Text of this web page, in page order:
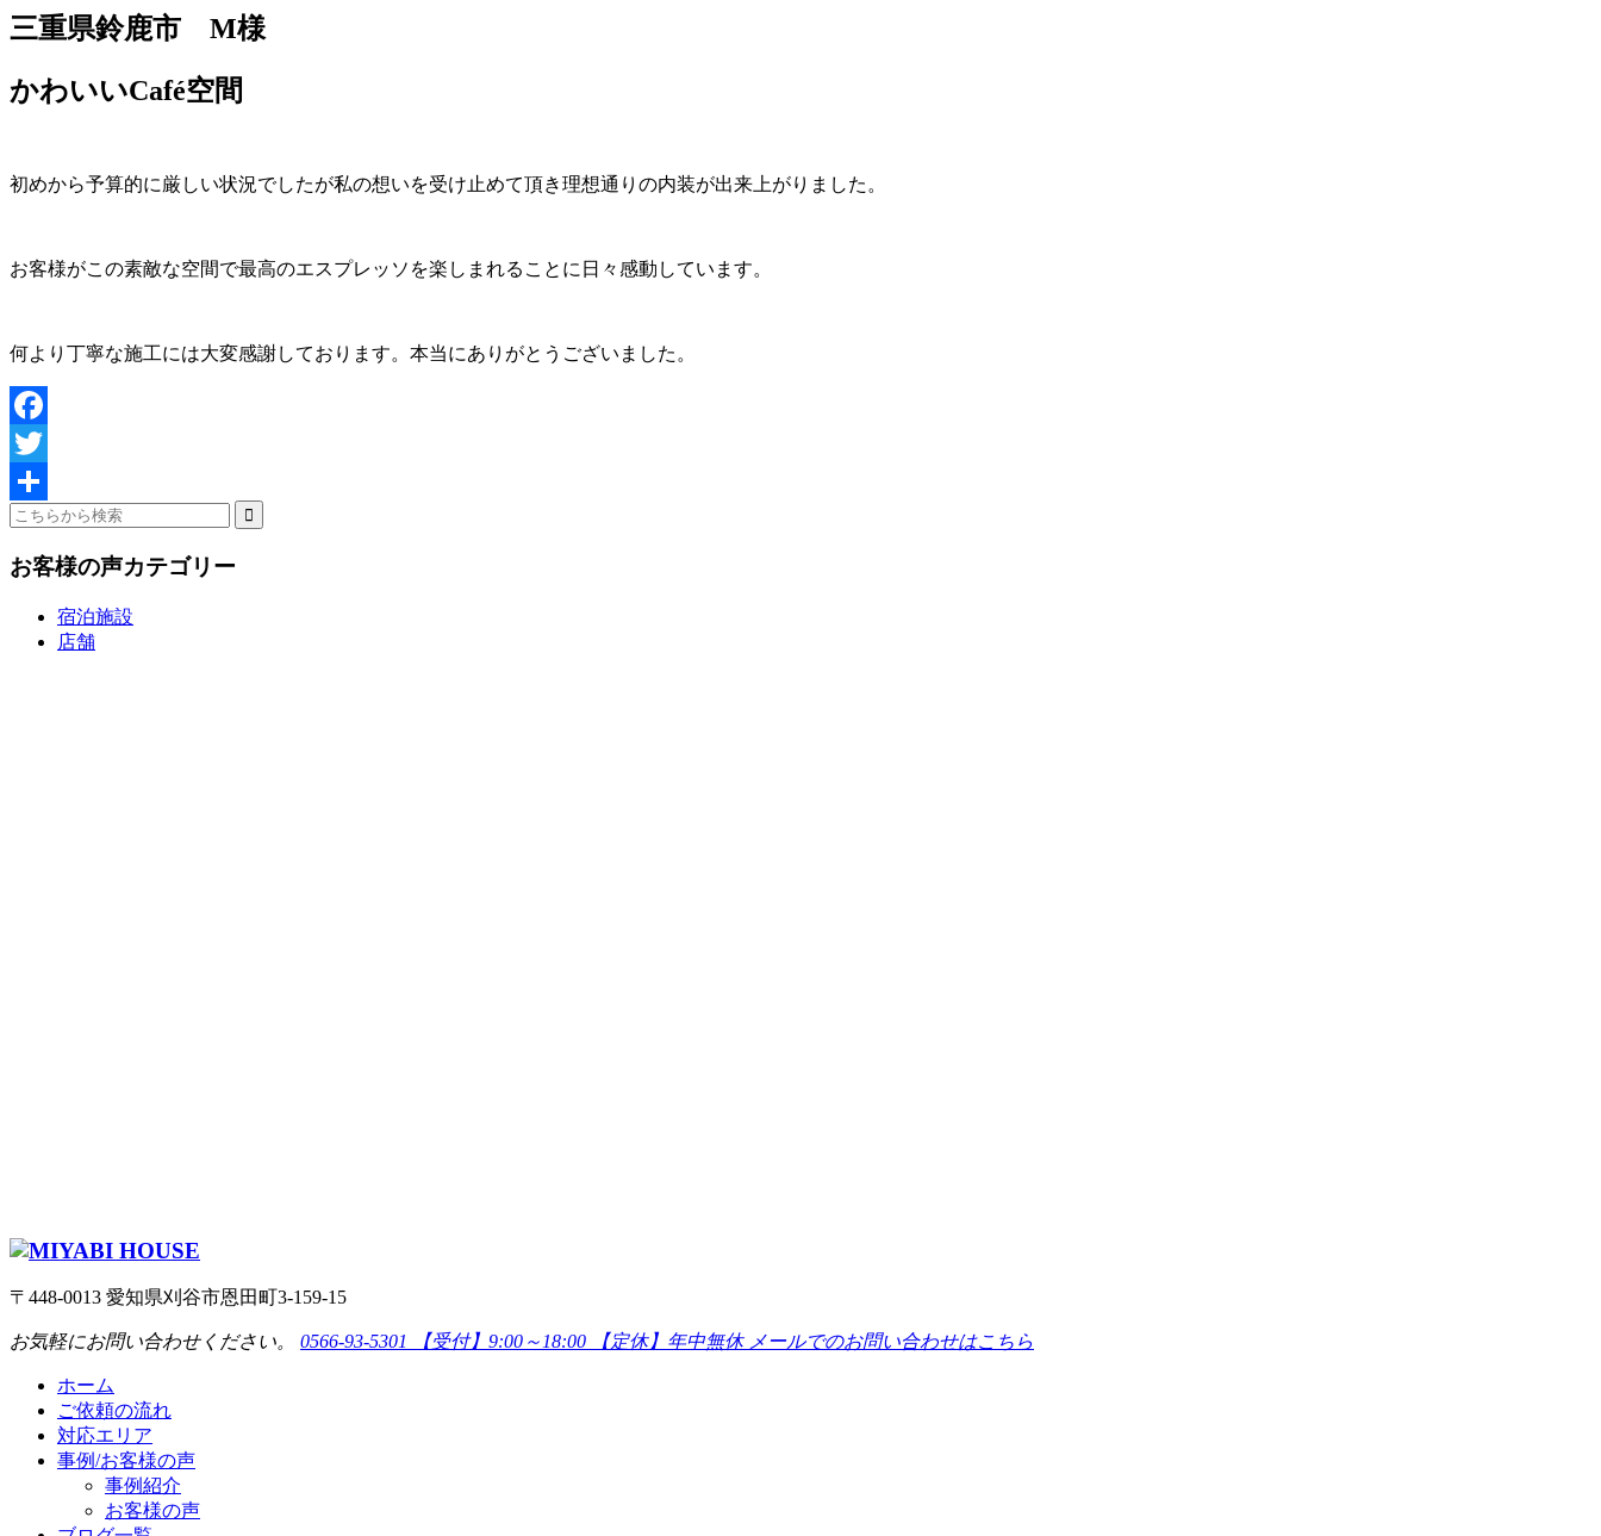
三重県鈴鹿市 M様
かわいいCafé空間
初めから予算的に厳しい状況でしたが私の想いを受け止めて頂き理想通りの内装が出来上がりました。
お客様がこの素敵な空間で最高のエスプレッソを楽しまれることに日々感動しています。
何より丁寧な施工には大変感謝しております。本当にありがとうございました。
Facebook
Twitter
共
有
お客様の声カテゴリー
宿泊施設
店舗
〒448-0013 愛知県刈谷市恩田町3-159-15
お気軽にお問い合わせください。 0566-93-5301 【受付】9:00～18:00 【定休】年中無休 メールでのお問い合わせはこちら
ホーム
ご依頼の流れ
対応エリア
事例/お客様の声
事例紹介
お客様の声